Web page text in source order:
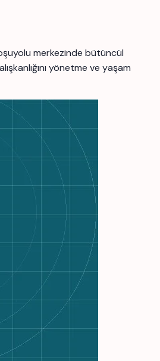
merkezinde bütüncül
yönetme ve yaşam